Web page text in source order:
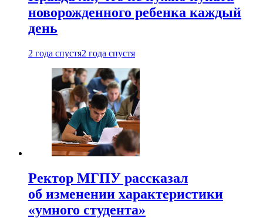
новорожденного ребенка каждый
день
2 года спустя2 года спустя
Ректор МГПУ рассказал
об изменении характеристики
«умного студента»